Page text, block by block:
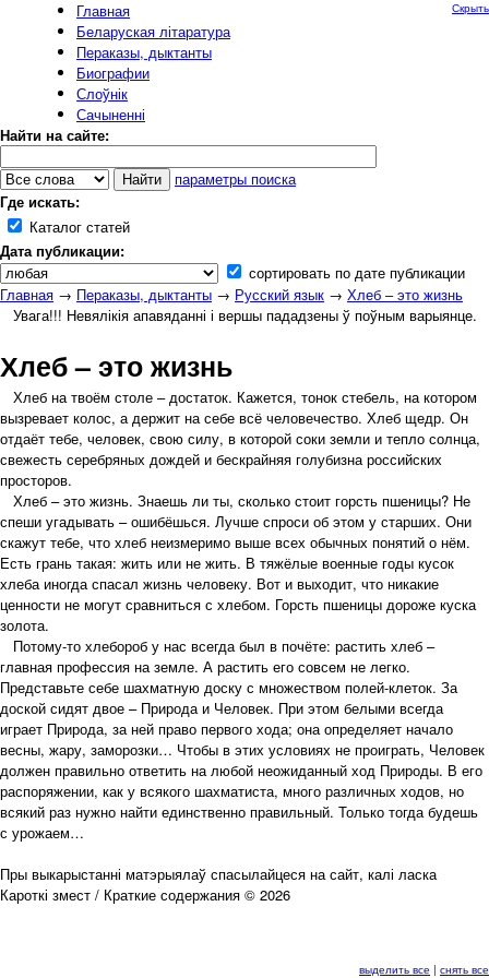
Главная
Беларуская літаратура
Пераказы, дыктанты
Биографии
Слоўнік
Сачыненні
Найти на сайте:
параметры поиска
Где искать:
Каталог статей
Дата публикации:
сортировать по дате публикации
Скрыть
выделить все | снять все
Главная → Пераказы, дыктанты → Русский язык → Хлеб – это жизнь
Увага!!! Невялікія апавяданні і вершы пададзены ў поўным варыянце.
Хлеб – это жизнь
Хлеб на твоём столе – достаток. Кажется, тонок стебель, на котором
вызревает колос, а держит на себе всё человечество. Хлеб щедр. Он
отдаёт тебе, человек, свою силу, в которой соки земли и тепло солнца,
свежесть серебряных дождей и бескрайняя голубизна российских
просторов.
Хлеб – это жизнь. Знаешь ли ты, сколько стоит горсть пшеницы? Не
спеши угадывать – ошибёшься. Лучше спроси об этом у старших. Они
скажут тебе, что хлеб неизмеримо выше всех обычных понятий о нём.
Есть грань такая: жить или не жить. В тяжёлые военные годы кусок
хлеба иногда спасал жизнь человеку. Вот и выходит, что никакие
ценности не могут сравниться с хлебом. Горсть пшеницы дороже куска
золота.
Потому-то хлебороб у нас всегда был в почёте: растить хлеб –
главная профессия на земле. А растить его совсем не легко.
Представьте себе шахматную доску с множеством полей-клеток. За
доской сидят двое – Природа и Человек. При этом белыми всегда
играет Природа, за ней право первого хода; она определяет начало
весны, жару, заморозки… Чтобы в этих условиях не проиграть, Человек
должен правильно ответить на любой неожиданный ход Природы. В его
распоряжении, как у всякого шахматиста, много различных ходов, но
всякий раз нужно найти единственно правильный. Только тогда будешь
с урожаем…
Пры выкарыстанні матэрыялаў спасылайцеся на сайт, калі ласка
Кароткі змест / Краткие содержания © 2026